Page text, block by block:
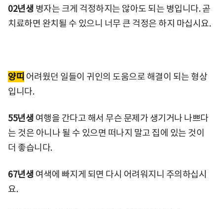
02년생 병자는 크게 걱정하지는 않아도 되는 병입니다. 곧
치료하면 완치될 수 있으니 너무 큰 걱정은 하지 마십시요.
양띠 어려웠던 일들이 귀인의 도움으로 해결이 되는 형상
입니다.
55년생 여행을 간다고 해서 무슨 문제가 생기거나 나쁘다
는 것은 아니나 될 수 있으면 떠나지 말고 집에 있는 것이
더 좋습니다.
67년생 여색에 빠지게 되면 다시 어려워지니 주의하십시
요.